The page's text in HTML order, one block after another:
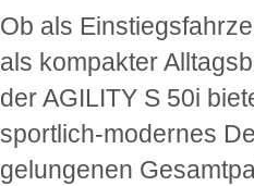
Ob als
als kompakter
der AGILITY S 50i
sportlich-modernes
gelungenen